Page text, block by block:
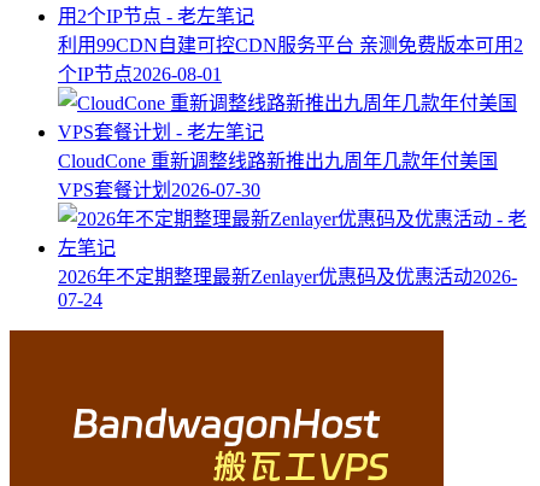
利用99CDN自建可控CDN服务平台 亲测免费版本可用2
个IP节点2026-08-01
CloudCone 重新调整线路新推出九周年几款年付美国
VPS套餐计划 2026-07-30
2026年不定期整理最新Zenlayer优惠码及优惠活动2026-
07-24